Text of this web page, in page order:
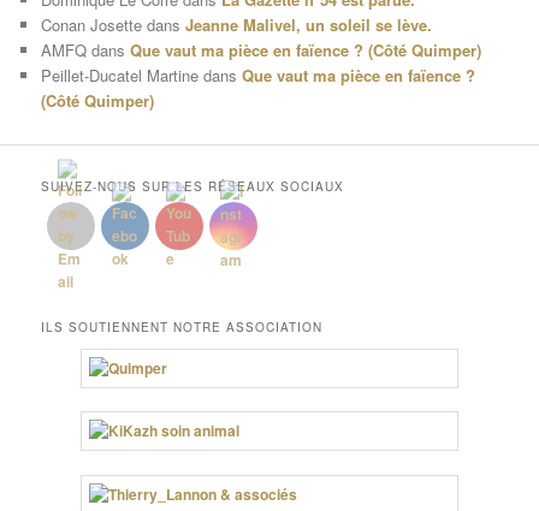
Conan Josette dansJeanne Malivel, un soleil se lève.
AMFQ dansQue vaut ma pièce en faïence ? (Côté Quimper)
Peillet-Ducatel Martine dansQue vaut ma pièce en faïence ?
(Côté Quimper)
SUIVEZ-NOUS SUR LES RÉSEAUX SOCIAUX
ILS SOUTIENNENT NOTRE ASSOCIATION